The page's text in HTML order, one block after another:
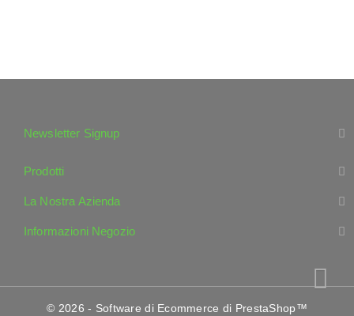
Newsletter Signup
Prodotti
La Nostra Azienda
Informazioni Negozio
© 2026 - Software di Ecommerce di PrestaShop™